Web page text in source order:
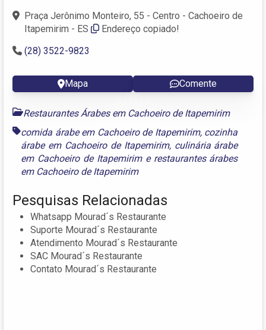
Praça Jerônimo Monteiro, 55 - Centro - Cachoeiro de
Itapemirim - ES
Endereço copiado!
(28) 3522-9823
Mapa Comente
Restaurantes Árabes em Cachoeiro de Itapemirim
comida árabe em Cachoeiro de Itapemirim, cozinha
árabe em Cachoeiro de Itapemirim, culinária árabe
em Cachoeiro de Itapemirime restaurantes árabes
em Cachoeiro de Itapemirim
Pesquisas Relacionadas
Whatsapp Mourad´s Restaurante
Suporte Mourad´s Restaurante
Atendimento Mourad´s Restaurante
SAC Mourad´s Restaurante
Contato Mourad´s Restaurante